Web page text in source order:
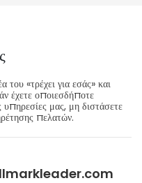
«τρέχει για εσάς» και
έχετε οποιεσδήποτε
υπηρεσίες μας, μη διστάσετε
πελατών.